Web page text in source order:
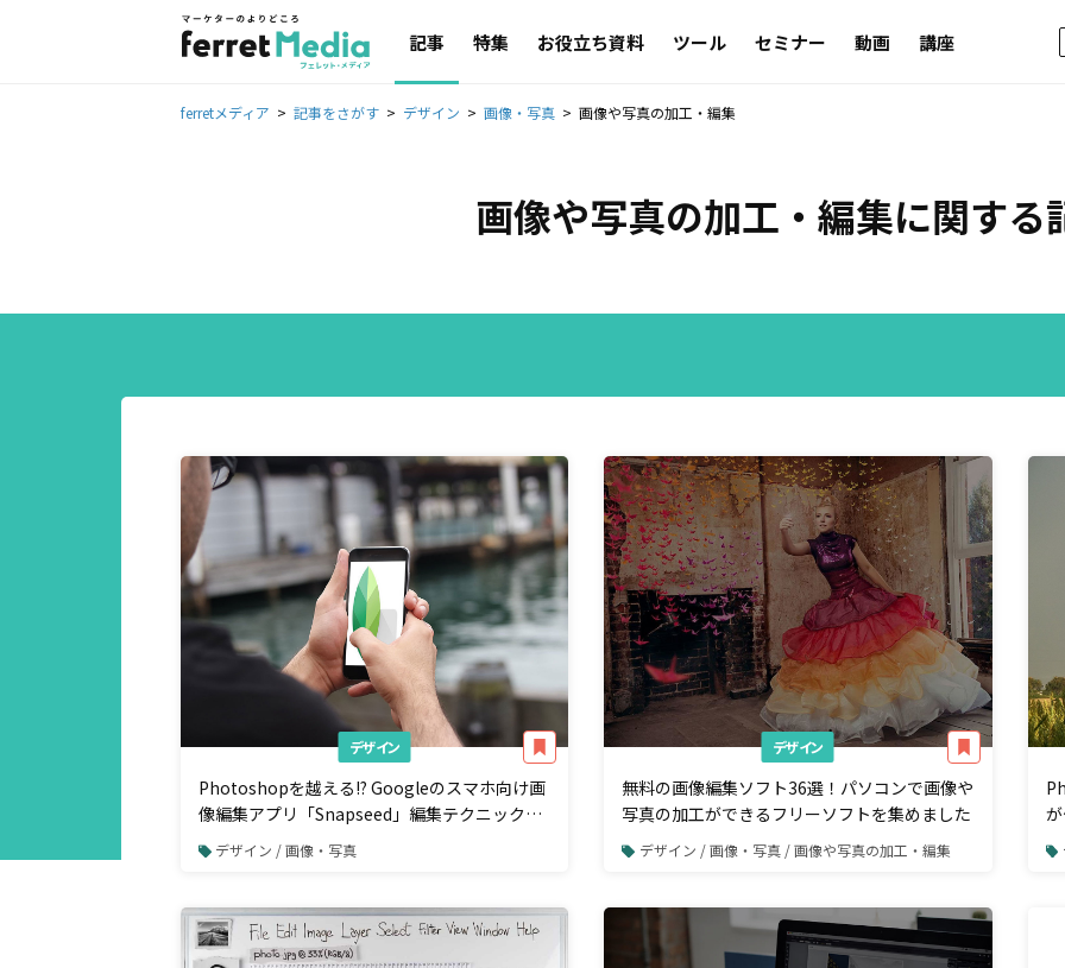
記事 特集 お役立ち資料 ツール セミナー 動画 講座
ferretメディア 記事をさがす デザイン 画像・写真 画像や写真の加工・編集
画像や写真の加工・編集に関する
デザイン
Photoshopを越える!? Googleのスマホ向け画
像編集アプリ「Snapseed」編集テクニック4
つのポイント
デザイン / 画像・写真
デザイン
無料の画像編集ソフト36選！パソコンで画像や
写真の加工ができるフリーソフトを集めました
デザイン / 画像・写真 / 画像や写真の加工・編集